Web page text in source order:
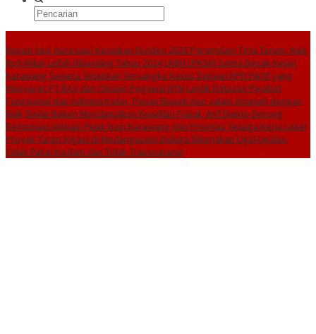
Bupati Aep Apresiasi Kenaikan Dividen 2025 Perumdam Tirta Tarum, Naik
Rp3 Miliar Lebih Dibanding Tahun 2024LKBH LPKSM Satria Desak Kejari
Karawang Segera Tetapkan Tersangka Kasus Dugaan KPR Fiktif yang
Menyeret PT BAS dan Oknum Pegawai BTN Lantik Ratusan Pejabat
Fungsional dan Administrator, Pesan Bupati Aep Jalani Amanah dengan
BaikDinilai Belum Mendapatkan Keadilan Fiskal, Arif Dianto Dorong
Reformasi Alokasi Pajak bagi Karawang dan Prioritas Tenaga Kerja Lokal
Proyek Turap Irigasi di Medangasem Diduga Dikerjakan Ugal-Ugalan,
Tidak Pakai Kisdam dan Tidak Transparansi